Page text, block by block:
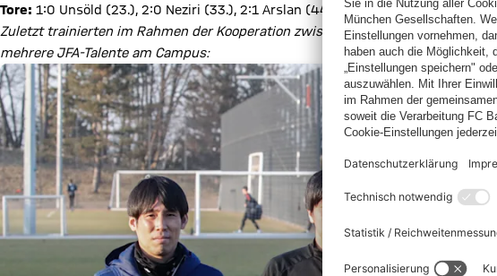
Tore: 1:0 Unsöld (23.), 2:0 Neziri (33.), 2:1 Arslan (44.), 2:2 Qenaj (75.), 2:3
Zuletzt trainierten im Rahmen der Kooperation zwischen dem FC Bayern
mehrere JFA-Talente am Campus: